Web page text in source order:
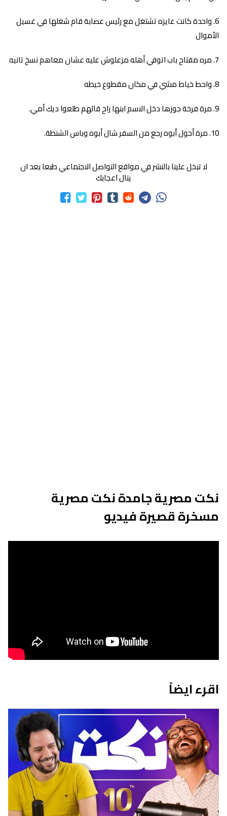
واحدة كانت عايزه تشتغل مع رئيس عصابة قام شغلها في غسيل
الأموال
مره مفتاح باب اتوفي أهله مزعلوش عليه عشان معاهم نسخ تانيه
واحط خياط مشي في مكان مقطوع خيطه
مرة فرخة جوزها دخل الاسم ابنها راح قالهم طلعوا ديك أمي.
مرة أحول أبوه رجع من السفر شال أبوه وباس الشنطة.
لا تبخل علينا بالنشر في مواقع التواصل الاجتماعي طبعا بعد ان
ينال اعجابك
نكت مصرية جامدة نكت مصرية
مسخرة قصيرة فيديو
اقرء ايضاً